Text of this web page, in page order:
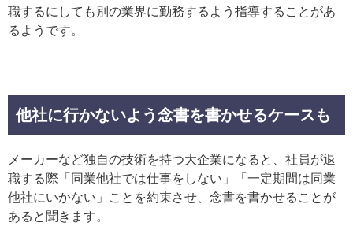
職するにしても別の業界に勤務するよう指導することがあ
るようです。
他社に行かないよう念書を書かせるケースも
メーカーなど独自の技術を持つ大企業になると、社員が退
職する際「同業他社では仕事をしない」「一定期間は同業
他社にいかない」ことを約束させ、念書を書かせることが
あると聞きます。